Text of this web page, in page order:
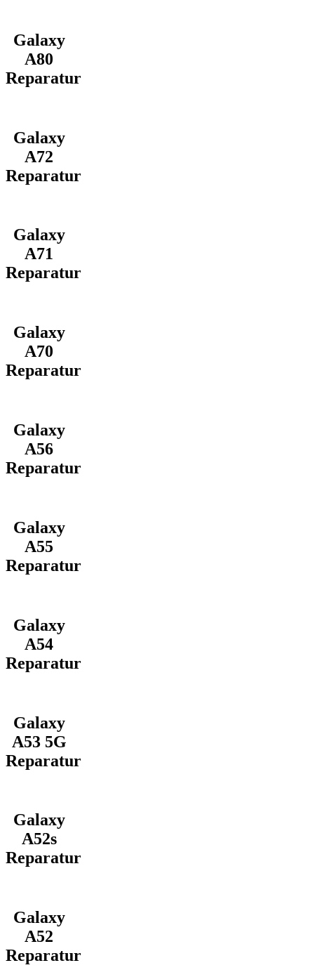
Galaxy
A80
Reparatur
Galaxy
A72
Reparatur
Galaxy
A71
Reparatur
Galaxy
A70
Reparatur
Galaxy
A56
Reparatur
Galaxy
A55
Reparatur
Galaxy
A54
Reparatur
Galaxy
A53 5G
Reparatur
Galaxy
A52s
Reparatur
Galaxy
A52
Reparatur